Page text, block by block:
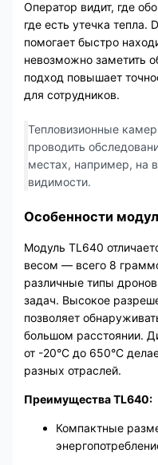
Оператор видит, где
где есть утечка тепла.
помогает быстро
невозможно заметить
подход повышает
для сотрудников.
Тепловизионные
проводить
местах, например, на
видимости.
Особенности
Модуль TL640
весом — всего 8
различные типы
задач. Высокое
позволяет
большом расстоянии.
от -20°C до 650°C
разных отраслей.
Преимущества TL640:
Компактные